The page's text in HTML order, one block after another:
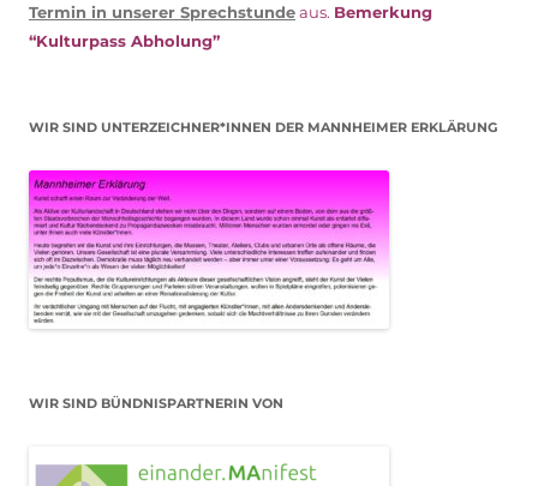
Termin in unserer Sprechstundeaus. Bemerkung
“Kulturpass Abholung”
WIR SIND UNTERZEICHNER*INNEN DER MANNHEIMER ERKLÄRUNG
WIR SIND BÜNDNISPARTNERIN VON